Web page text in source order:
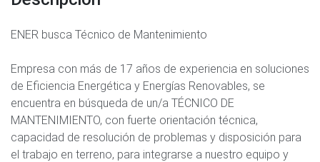
ENER busca Técnico de Mantenimiento
Empresa con más de 17 años de experiencia en soluciones
de Eficiencia Energética y Energías Renovables, se
encuentra en búsqueda de un/a TÉCNICO DE
MANTENIMIENTO, con fuerte orientación técnica,
capacidad de resolución de problemas y disposición para
el trabajo en terreno, para integrarse a nuestro equipo y